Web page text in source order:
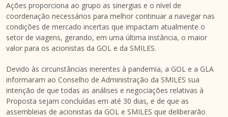
Ações proporciona ao grupo as sinergias e o nível de
coordenação necessários para melhor continuar a navegar nas
condições de mercado incertas que impactam atualmente o
setor de viagens, gerando, em uma última instância, o maior
valor para os acionistas da GOL e da SMILES.
Devido às circunstâncias inerentes à pandemia, a GOL e a GLA
informaram ao Conselho de Administração da SMILES sua
intenção de que todas as análises e negociações relativas à
Proposta sejam concluídas em até 30 dias, e de que as
assembleias de acionistas da GOL e SMILES que deliberarão